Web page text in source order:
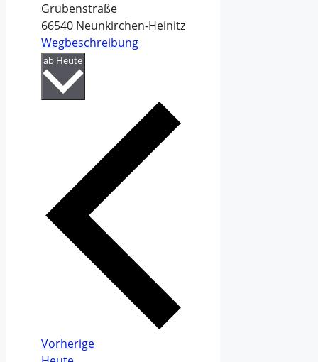
Grubenstraße
66540 Neunkirchen-Heinitz
Wegbeschreibung
ab HeuteDatum
VorherigeVeranstaltungen